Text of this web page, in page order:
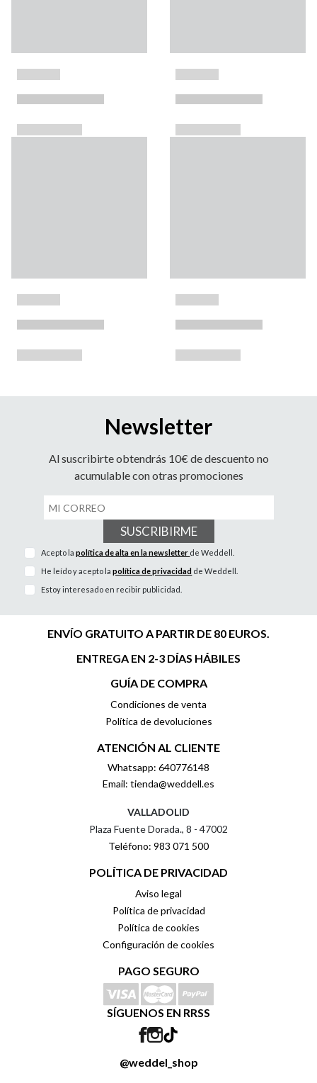
Newsletter
Al suscribirte obtendrás 10€ de descuento no
acumulable con otras promociones
SUSCRIBIRME
Acepto lapolítica de alta en la newsletter de Weddell.
He leído y acepto lapolítica de privacidad de Weddell.
Estoy interesado en recibir publicidad.
ENVÍO GRATUITO A PARTIR DE 80 EUROS.
ENTREGA EN 2-3 DÍAS HÁBILES
GUÍA DE COMPRA
Condiciones de venta
Política de devoluciones
ATENCIÓN AL CLIENTE
Whatsapp: 640776148
Email: tienda@weddell.es
VALLADOLID
Plaza Fuente Dorada., 8 - 47002
Teléfono: 983 071 500
POLÍTICA DE PRIVACIDAD
Aviso legal
Política de privacidad
Política de cookies
Configuración de cookies
PAGO SEGURO
SÍGUENOS EN RRSS
@weddel_shop